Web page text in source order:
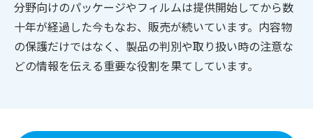
分野向けのパッケージやフィルムは提供開始してから数
十年が経過した今もなお、販売が続いています。内容物
の保護だけではなく、製品の判別や取り扱い時の注意な
どの情報を伝える重要な役割を果てしています。